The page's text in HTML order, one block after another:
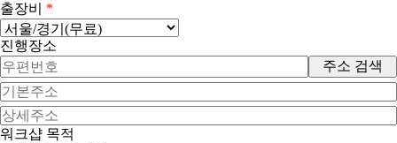
출장비 *
진행장소
주소 검색
워크샵 목적